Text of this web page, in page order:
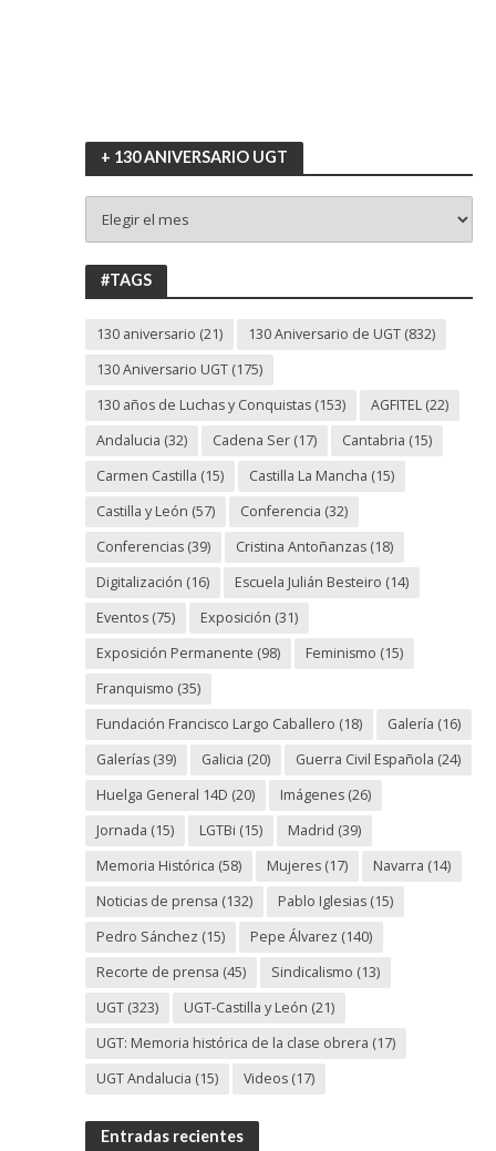
+ 130 ANIVERSARIO UGT
130
ANIVERSARIO
UGT
#TAGS
130 aniversario (21) 130 Aniversario de UGT(832)
130 Aniversario UGT(175)
130 años de Luchas y Conquistas(153) AGFITEL(22)
Andalucia (32) Cadena Ser(17) Cantabria (15)
Carmen Castilla (15) Castilla La Mancha (15)
Castilla y León (57) Conferencia (32)
Conferencias(39) Cristina Antoñanzas(18)
Digitalización (16) Escuela Julián Besteiro (14)
Eventos(75) Exposición (31)
Exposición Permanente (98) Feminismo (15)
Franquismo (35)
Fundación Francisco Largo Caballero (18) Galería (16)
Galerías(39) Galicia (20) Guerra Civil Española (24)
Huelga General 14D (20) Imágenes(26)
Jornada (15) LGTBi (15) Madrid (39)
Memoria Histórica (58) Mujeres(17) Navarra (14)
Noticias de prensa (132) Pablo Iglesias(15)
Pedro Sánchez (15) Pepe Álvarez (140)
Recorte de prensa (45) Sindicalismo (13)
UGT(323) UGT-Castilla y León (21)
UGT: Memoria histórica de la clase obrera (17)
UGT Andalucia (15) Videos(17)
Entradas recientes